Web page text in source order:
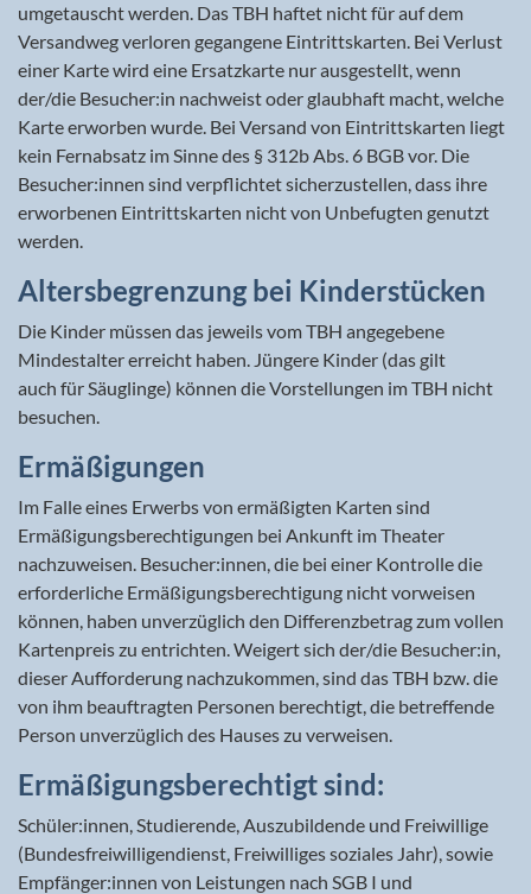
umgetauscht werden. Das TBH haftet nicht für auf dem
Versandweg verloren gegangene Eintrittskarten. Bei Verlust
einer Karte wird eine Ersatzkarte nur ausgestellt, wenn
der/die Besucher:in nachweist oder glaubhaft macht, welche
Karte erworben wurde. Bei Versand von Eintrittskarten liegt
kein Fernabsatz im Sinne des § 312b Abs. 6 BGB vor. Die
Besucher:innen sind verpflichtet sicherzustellen, dass ihre
erworbenen Eintrittskarten nicht von Unbefugten genutzt
werden.
Altersbegrenzung bei Kinderstücken
Die Kinder müssen das jeweils vom TBH angegebene
Mindestalter erreicht haben. Jüngere Kinder (das gilt
auch für Säuglinge) können die Vorstellungen im TBH nicht
besuchen.
Ermäßigungen
Im Falle eines Erwerbs von ermäßigten Karten sind
Ermäßigungsberechtigungen bei Ankunft im Theater
nachzuweisen. Besucher:innen, die bei einer Kontrolle die
erforderliche Ermäßigungsberechtigung nicht vorweisen
können, haben unverzüglich den Differenzbetrag zum vollen
Kartenpreis zu entrichten. Weigert sich der/die Besucher:in,
dieser Aufforderung nachzukommen, sind das TBH bzw. die
von ihm beauftragten Personen berechtigt, die betreffende
Person unverzüglich des Hauses zu verweisen.
Ermäßigungsberechtigt sind:
Schüler:innen, Studierende, Auszubildende und Freiwillige
(Bundesfreiwilligendienst, Freiwilliges soziales Jahr), sowie
Empfänger:innen von Leistungen nach SGB I und